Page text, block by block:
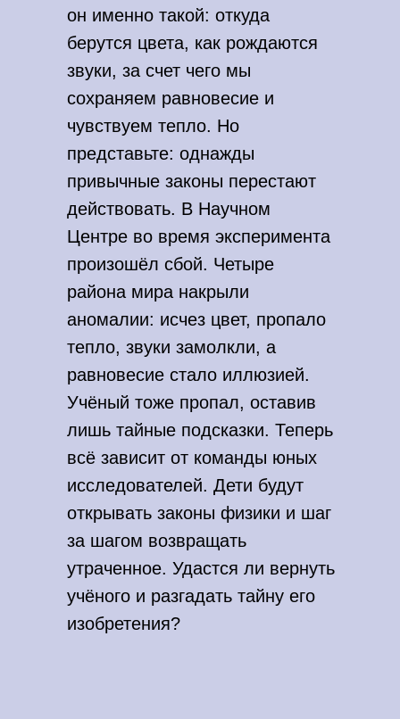
он именно такой: откуда
берутся цвета, как рождаются
звуки, за счет чего мы
сохраняем равновесие и
чувствуем тепло. Но
представьте: однажды
привычные законы перестают
действовать. В Научном
Центре во время эксперимента
произошёл сбой. Четыре
района мира накрыли
аномалии: исчез цвет, пропало
тепло, звуки замолкли, а
равновесие стало иллюзией.
Учёный тоже пропал, оставив
лишь тайные подсказки. Теперь
всё зависит от команды юных
исследователей. Дети будут
открывать законы физики и шаг
за шагом возвращать
утраченное. Удастся ли вернуть
учёного и разгадать тайну его
изобретения?